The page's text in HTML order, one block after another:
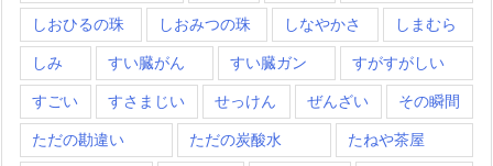
しおひるの珠 しおみつの珠 しなやかさ しまむら
しみ すい臓がん すい臓ガン すがすがしい
すごい すさまじい せっけん ぜんざい その瞬間
ただの勘違い ただの炭酸水 たねや茶屋